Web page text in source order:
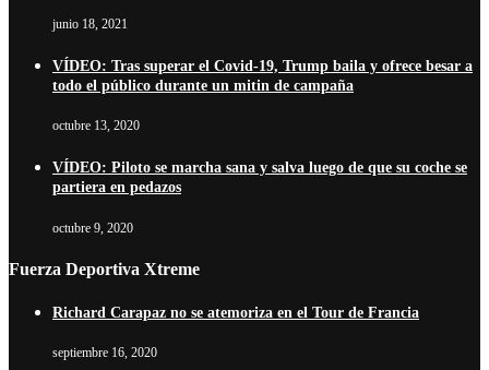
junio 18, 2021
VÍDEO: Tras superar el Covid-19, Trump baila y ofrece besar a
todo el público durante un mitin de campaña
octubre 13, 2020
VÍDEO: Piloto se marcha sana y salva luego de que su coche se
partiera en pedazos
octubre 9, 2020
Fuerza Deportiva Xtreme
Richard Carapaz no se atemoriza en el Tour de Francia
septiembre 16, 2020